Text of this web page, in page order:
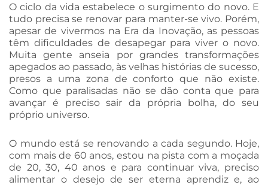
O ciclo da vida estabelece o surgimento do novo. E
tudo precisa se renovar para manter-se vivo. Porém,
apesar de vivermos na Era da Inovação, as pessoas
têm dificuldades de desapegar para viver o novo.
Muita gente anseia por grandes transformações
apegados ao passado, às velhas histórias de sucesso,
presos a uma zona de conforto que não existe.
Como que paralisadas não se dão conta que para
avançar é preciso sair da própria bolha, do seu
próprio universo.
O mundo está se renovando a cada segundo. Hoje,
com mais de 60 anos, estou na pista com a moçada
de 20, 30, 40 anos e para continuar viva, preciso
alimentar o desejo de ser eterna aprendiz e, ao